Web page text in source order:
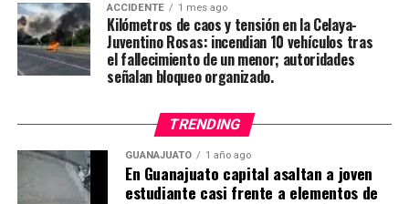
ACCIDENTE 1 mes ago
Kilómetros de caos y tensión en la Celaya-
Juventino Rosas: incendian 10 vehículos tras
el fallecimiento de un menor; autoridades
señalan bloqueo organizado.
TRENDING
GUANAJUATO 1 año ago
En Guanajuato capital asaltan a joven
estudiante casi frente a elementos de